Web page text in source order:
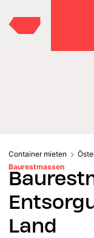
Container mieten
Baurestmassen
Land